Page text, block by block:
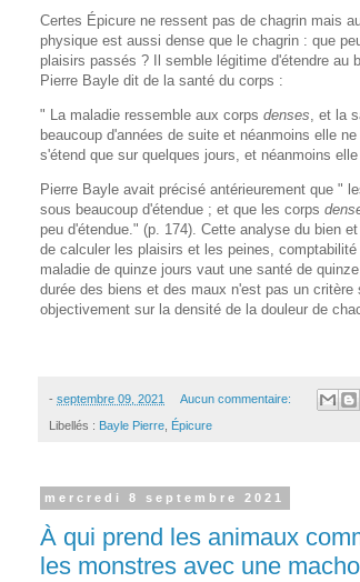
Certes Épicure ne ressent pas de chagrin mais
physique est aussi dense que le chagrin : que
plaisirs passés ? Il semble légitime d'étendre au
Pierre Bayle dit de la santé du corps :
" La maladie ressemble aux corps denses, et la
beaucoup d'années de suite et néanmoins elle
s'étend que sur quelques jours, et néanmoins
Pierre Bayle avait précisé antérieurement que "
sous beaucoup d'étendue ; et que les corps
peu d'étendue." (p. 174). Cette analyse du bien
de calculer les plaisirs et les peines,
maladie de quinze jours vaut une santé de
durée des biens et des maux n'est pas un
objectivement sur la densité de la douleur de
- septembre 09, 2021 Aucun commentaire:
Libellés : Bayle Pierre Épicure
mercredi 8 septembre 2021
À qui prend les animaux
les monstres avec une